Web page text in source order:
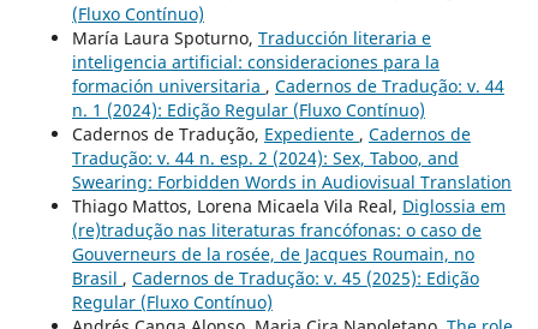
(Fluxo Contínuo)
María Laura Spoturno, Traducción literaria e
inteligencia artificial: consideraciones para la
formación universitaria , Cadernos de Tradução: v. 44
n. 1 (2024): Edição Regular (Fluxo Contínuo)
Cadernos de Tradução, Expediente , Cadernos de
Tradução: v. 44 n. esp. 2 (2024): Sex, Taboo, and
Swearing: Forbidden Words in Audiovisual Translation
Thiago Mattos, Lorena Micaela Vila Real, Diglossia em
(re)tradução nas literaturas francófonas: o caso de
Gouverneurs de la rosée, de Jacques Roumain, no
Brasil , Cadernos de Tradução: v. 45 (2025): Edição
Regular (Fluxo Contínuo)